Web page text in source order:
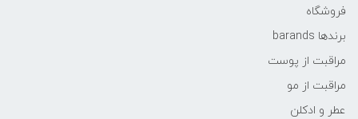
فروشگاه
برندها barands
مراقبت از پوست
مراقبت از مو
عطر و ادکلن